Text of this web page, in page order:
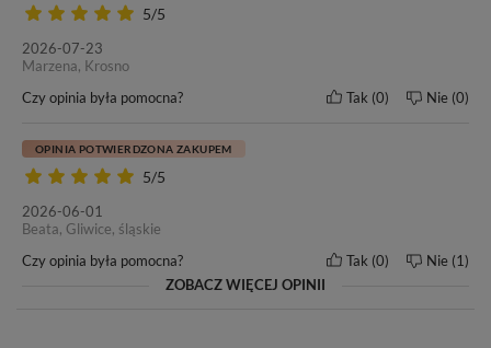
5/5
2026-07-23
Marzena, Krosno
Czy opinia była pomocna?
Tak 0 Nie 0
5/5
OPINIA POTWIERDZONA ZAKUPEM
2026-06-01
Beata, Gliwice, śląskie
Czy opinia była pomocna?
Tak 0 Nie 1
ZOBACZ WIĘCEJ OPINII